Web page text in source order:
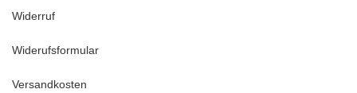
Widerruf
Widerufsformular
Versandkosten